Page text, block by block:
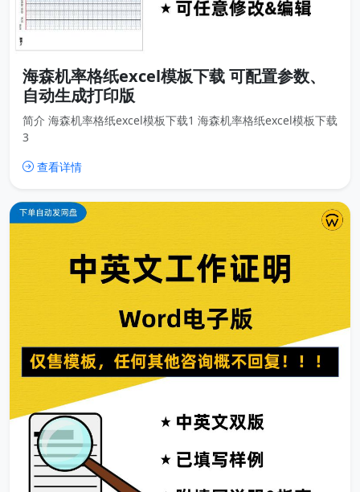
海森机率格纸excel模板下载 可配置参数、
自动生成打印版
简介 海森机率格纸excel模板下载1 海森机率格纸excel模板下载
3
查看详情